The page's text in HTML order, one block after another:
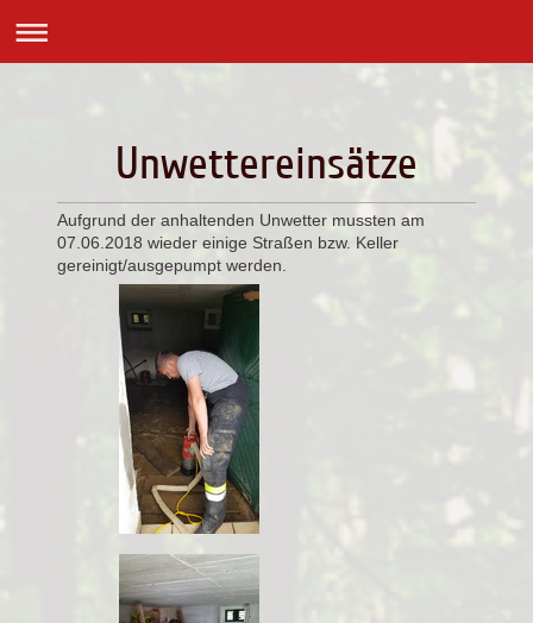
Unwettereinsätze
Aufgrund der anhaltenden Unwetter mussten am
07.06.2018 wieder einige Straßen bzw. Keller
gereinigt/ausgepumpt werden.